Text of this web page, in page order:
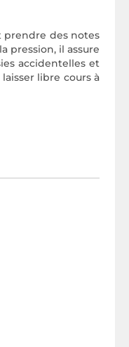
prendre des notes
pression, il assure
accidentelles et
libre cours à